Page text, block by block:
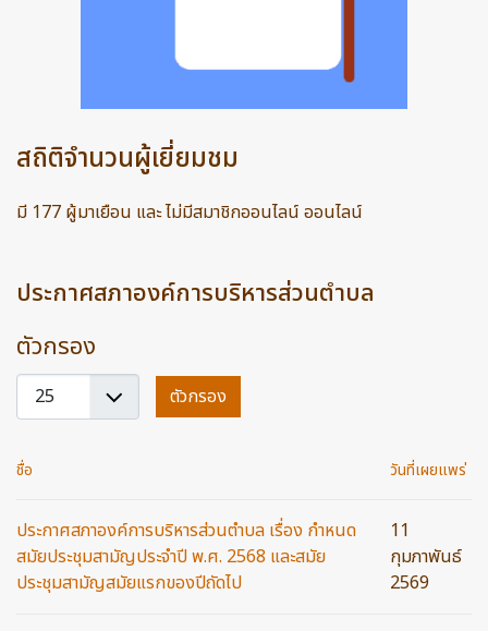
สถิติจำนวนผู้เยี่ยมชม
มี 177 ผู้มาเยือน และ ไม่มีสมาชิกออนไลน์ ออนไลน์
ประกาศสภาองค์การบริหารส่วนตำบล
ตัวกรอง
แสดง
#
ตัวกรอง
ชื่อ วันที่เผยแพร่
ประกาศสภาองค์การบริหารส่วนตำบล เรื่อง กำหนด
สมัยประชุมสามัญประจำปี พ.ศ. 2568 และสมัย
ประชุมสามัญสมัยแรกของปีถัดไป
11
กุมภาพันธ์
2569